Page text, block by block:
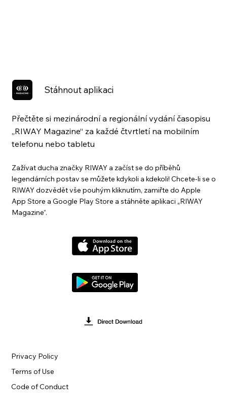
Stáhnout aplikaci
Přečtěte si mezinárodní a regionální vydání časopisu
„RIWAY Magazine“ za každé čtvrtletí na mobilním
telefonu nebo tabletu
Zažívat ducha značky RIWAY a začíst se do příběhů
legendárních postav se můžete kdykoli a kdekoli! Chcete-li se o
RIWAY dozvědět vše pouhým kliknutím, zamiřte do Apple
App Store a Google Play Store a stáhněte aplikaci „RIWAY
Magazine“.
Terms of Use
Privacy Policy
Code of Conduct